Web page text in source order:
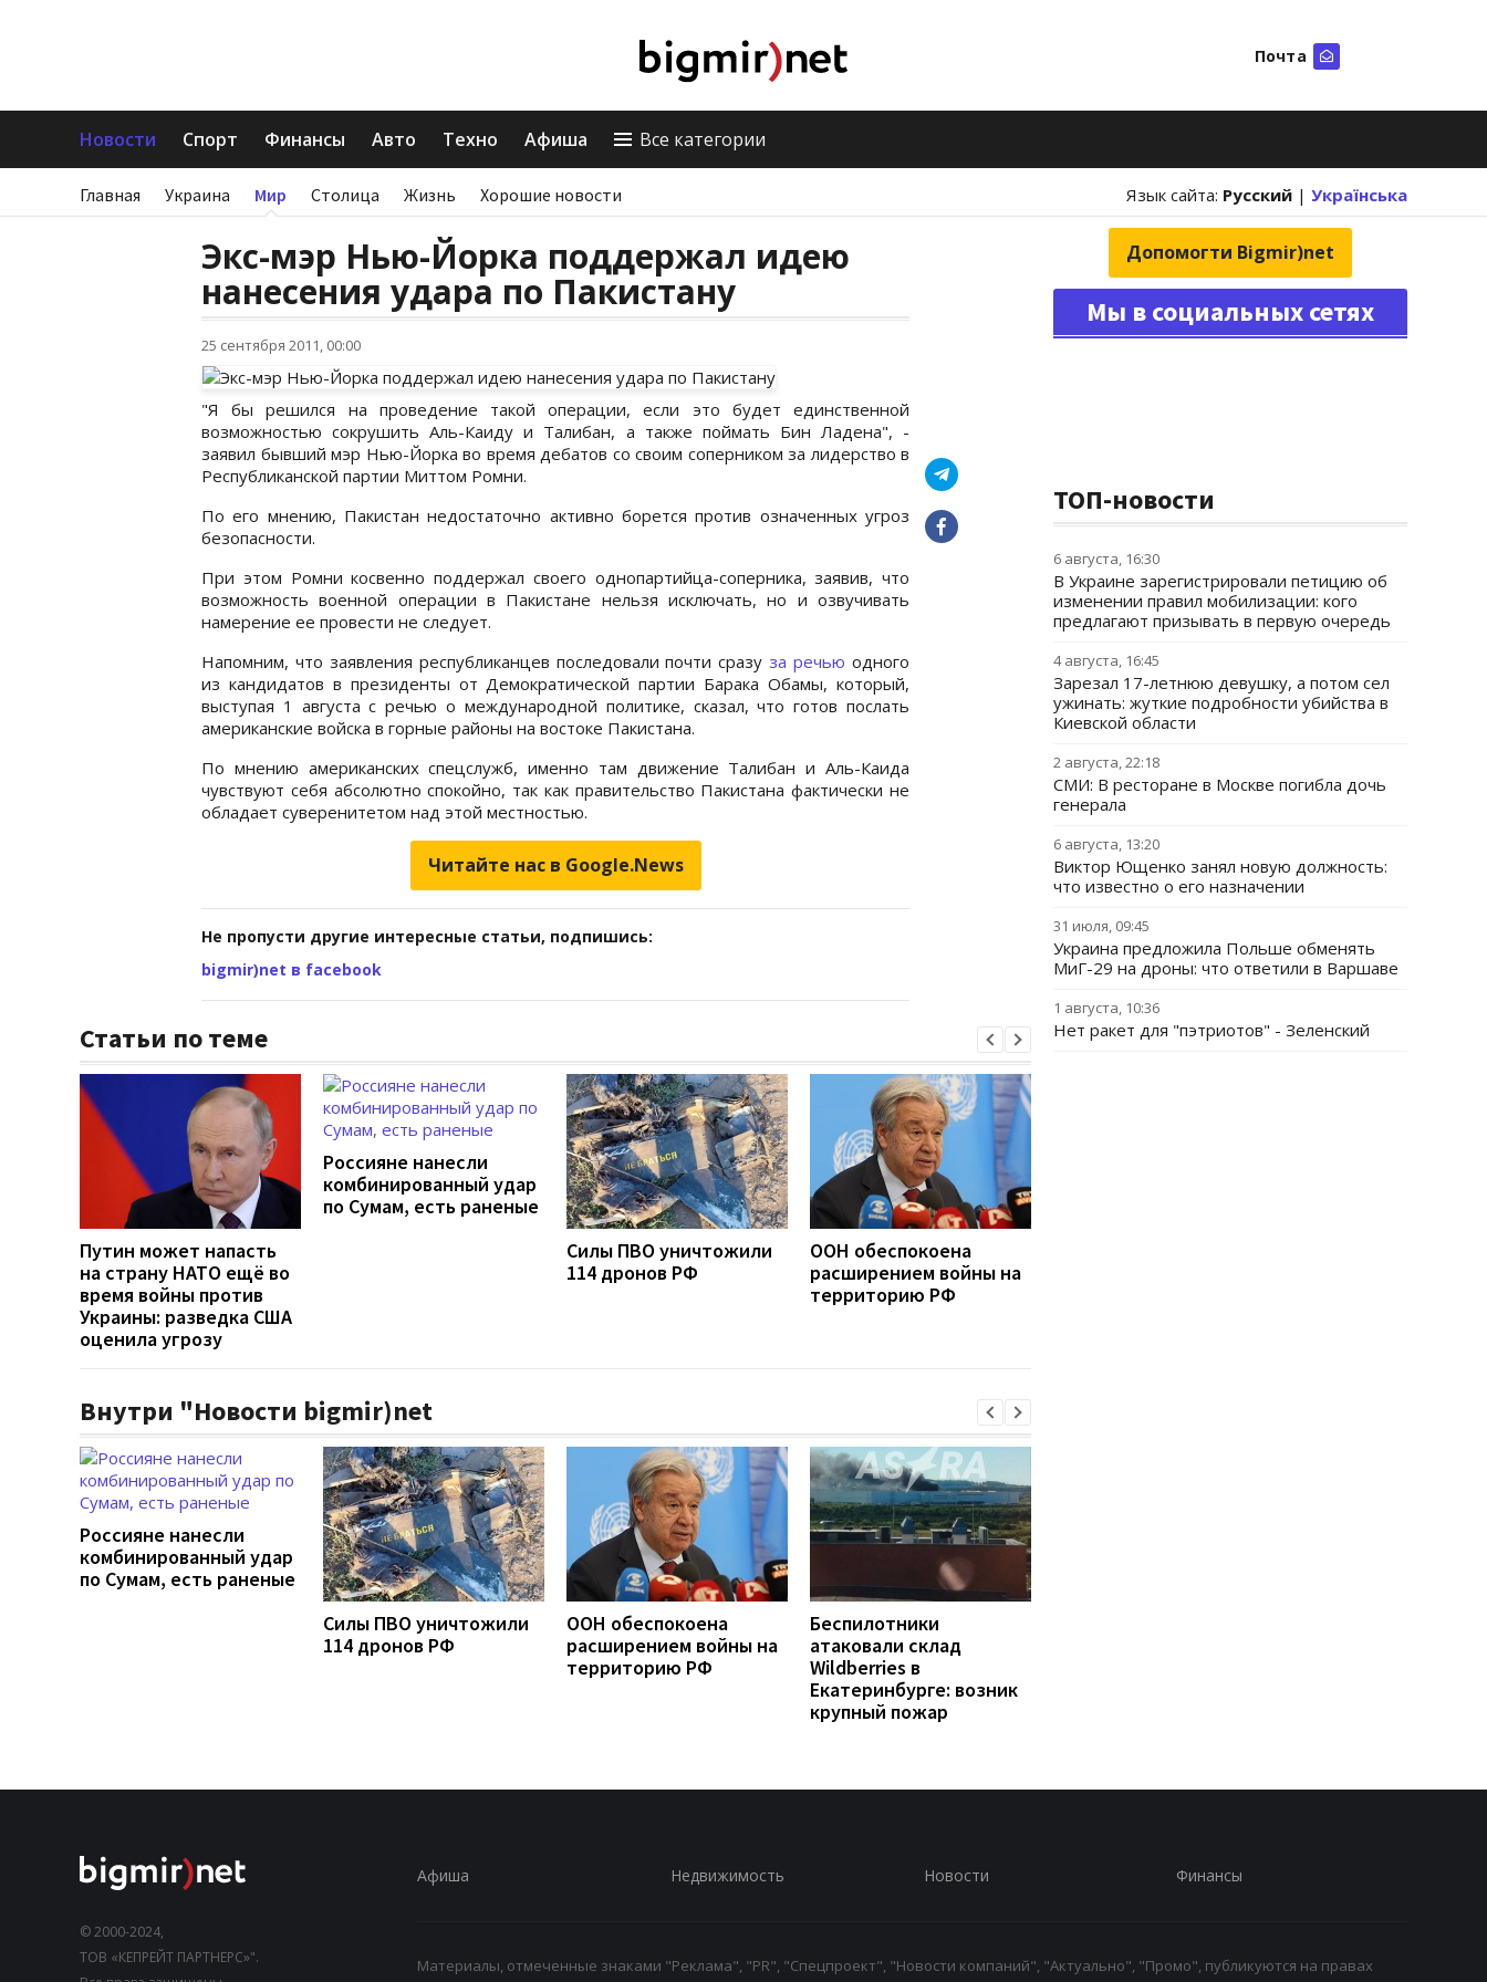
Почта
Новости Спорт Финансы Авто Техно Афиша Все категории
Главная Украина Мир Столица Жизнь Хорошие новости Язык сайта: Русский | Українська
Экс-мэр Нью-Йорка поддержал идею
нанесения удара по Пакистану
25 сентября 2011, 00:00
"Я бы решился на проведение такой операции, если это будет единственной
возможностью сокрушить Аль-Каиду и Талибан, а также поймать Бин Ладена", -
заявил бывший мэр Нью-Йорка во время дебатов со своим соперником за лидерство в
Республиканской партии Миттом Ромни.
По его мнению, Пакистан недостаточно активно борется против означенных угроз
безопасности.
При этом Ромни косвенно поддержал своего однопартийца-соперника, заявив, что
возможность военной операции в Пакистане нельзя исключать, но и озвучивать
намерение ее провести не следует.
Напомним, что заявления республиканцев последовали почти сразуза речью одного
из кандидатов в президенты от Демократической партии Барака Обамы, который,
выступая 1 августа с речью о международной политике, сказал, что готов послать
американские войска в горные районы на востоке Пакистана.
По мнению американских спецслужб, именно там движение Талибан и Аль-Каида
чувствуют себя абсолютно спокойно, так как правительство Пакистана фактически не
обладает суверенитетом над этой местностью.
Читайте нас в Google.News
Не пропусти другие интересные статьи, подпишись:
bigmir)net в facebook
Статьи по теме
Путин может напасть
на страну НАТО ещё во
время войны против
Украины: разведка США
оценила угрозу
Россияне нанесли
комбинированный удар
по Сумам, есть раненые
Силы ПВО уничтожили
114 дронов РФ
ООН обеспокоена
расширением войны на
территорию РФ
Внутри "Новости bigmir)net
Россияне нанесли
комбинированный удар
по Сумам, есть раненые
Силы ПВО уничтожили
114 дронов РФ
ООН обеспокоена
расширением войны на
территорию РФ
Беспилотники
атаковали склад
Wildberries в
Екатеринбурге: возник
крупный пожар
Допомогти Bigmir)net
Мы в социальных сетях
ТОП-новости
6 августа, 16:30
В Украине зарегистрировали петицию об
изменении правил мобилизации: кого
предлагают призывать в первую очередь
4 августа, 16:45
Зарезал 17-летнюю девушку, а потом сел
ужинать: жуткие подробности убийства в
Киевской области
2 августа, 22:18
СМИ: В ресторане в Москве погибла дочь
генерала
6 августа, 13:20
Виктор Ющенко занял новую должность:
что известно о его назначении
31 июля, 09:45
Украина предложила Польше обменять
МиГ-29 на дроны: что ответили в Варшаве
1 августа, 10:36
Нет ракет для "пэтриотов" - Зеленский
© 2000-2024,
ТОВ «КЕПРЕЙТ ПАРТНЕРС»".
Афиша Недвижимость Новости Финансы
Материалы, отмеченные знаками "Реклама", "PR", "Спецпроект", "Новости компаний", "Актуально", "Промо", публикуются на правах